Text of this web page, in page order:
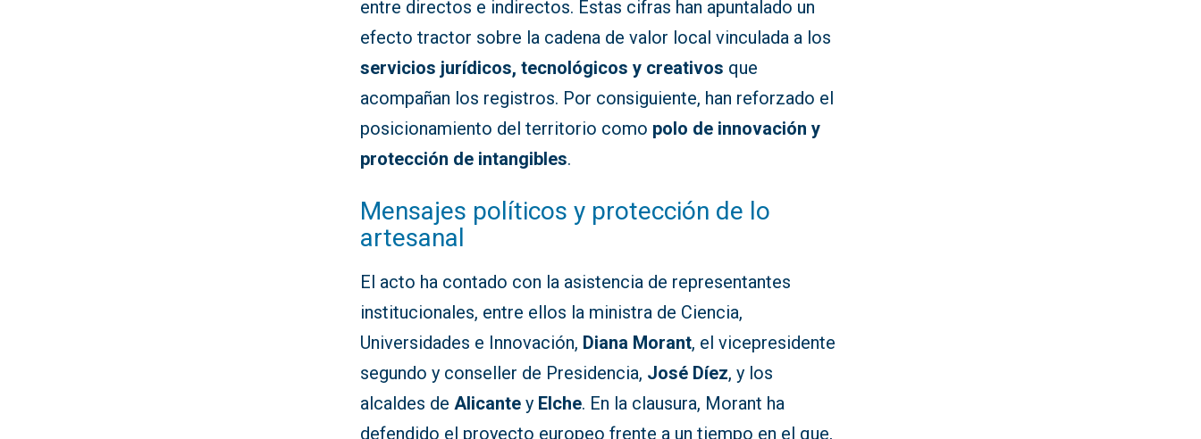
entre directos e indirectos. Estas cifras han apuntalado un
efecto tractor sobre la cadena de valor local vinculada a los
servicios jurídicos, tecnológicos y creativos que
acompañan los registros. Por consiguiente, han reforzado el
posicionamiento del territorio como polo de innovación y
protección de intangibles.
Mensajes políticos y protección de lo
artesanal
El acto ha contado con la asistencia de representantes
institucionales, entre ellos la ministra de Ciencia,
Universidades e Innovación, Diana Morant, el vicepresidente
segundo y conseller de Presidencia, José Díez, y los
alcaldes deAlicante y Elche. En la clausura, Morant ha
defendido el proyecto europeo frente a un tiempo en el que,